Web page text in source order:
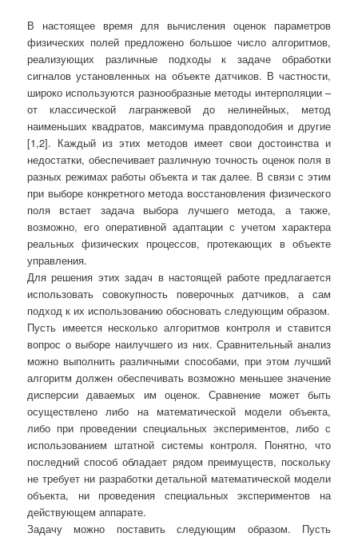
В настоящее время для вычисления оценок параметров
физических полей предложено большое число алгоритмов,
реализующих различные подходы к задаче обработки
сигналов установленных на объекте датчиков. В частности,
широко используются разнообразные методы интерполяции –
от классической лагранжевой до нелинейных, метод
наименьших квадратов, максимума правдоподобия и другие
[1,2]. Каждый из этих методов имеет свои достоинства и
недостатки, обеспечивает различную точность оценок поля в
разных режимах работы объекта и так далее. В связи с этим
при выборе конкретного метода восстановления физического
поля встает задача выбора лучшего метода, а также,
возможно, его оперативной адаптации с учетом характера
реальных физических процессов, протекающих в объекте
управления.
Для решения этих задач в настоящей работе предлагается
использовать совокупность поверочных датчиков, а сам
подход к их использованию обосновать следующим образом.
Пусть имеется несколько алгоритмов контроля и ставится
вопрос о выборе наилучшего из них. Сравнительный анализ
можно выполнить различными способами, при этом лучший
алгоритм должен обеспечивать возможно меньшее значение
дисперсии даваемых им оценок. Сравнение может быть
осуществлено либо на математической модели объекта,
либо при проведении специальных экспериментов, либо с
использованием штатной системы контроля. Понятно, что
последний способ обладает рядом преимуществ, поскольку
не требует ни разработки детальной математической модели
объекта, ни проведения специальных экспериментов на
действующем аппарате.
Задачу можно поставить следующим образом. Пусть